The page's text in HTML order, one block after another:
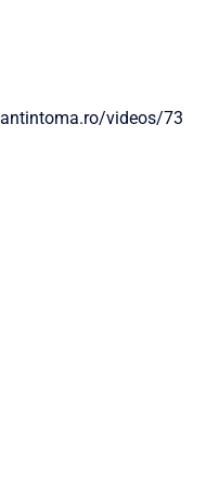
videos/73